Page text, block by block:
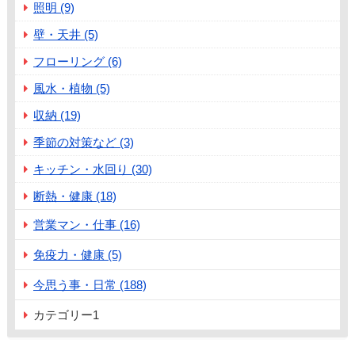
照明 (9)
壁・天井 (5)
フローリング (6)
風水・植物 (5)
収納 (19)
季節の対策など (3)
キッチン・水回り (30)
断熱・健康 (18)
営業マン・仕事 (16)
免疫力・健康 (5)
今思う事・日常 (188)
カテゴリー1